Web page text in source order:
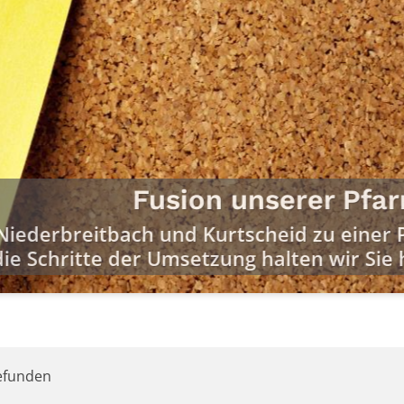
Pfarrgemeinderat für unsere neue